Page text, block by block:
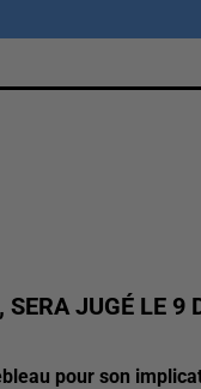
JUGÉ LE 9
pour son